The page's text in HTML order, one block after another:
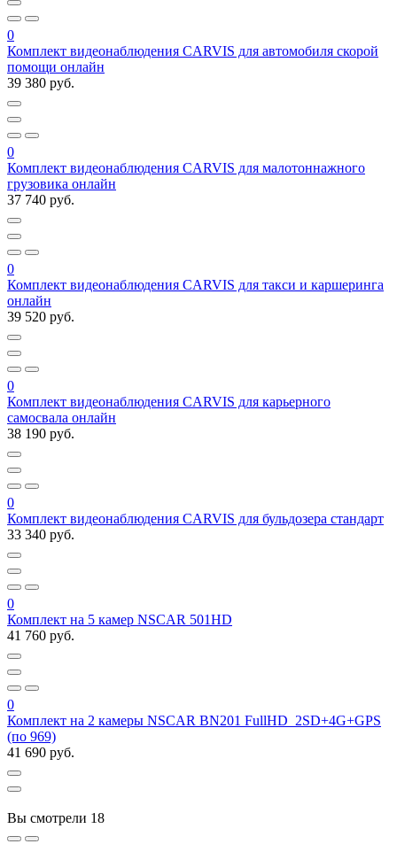
0
Комплект видеонаблюдения CARVIS для автомобиля скорой
помощи онлайн
39 380 руб.
0
Комплект видеонаблюдения CARVIS для малотоннажного
грузовика онлайн
37 740 руб.
0
Комплект видеонаблюдения CARVIS для такси и каршеринга
онлайн
39 520 руб.
0
Комплект видеонаблюдения CARVIS для карьерного
самосвала онлайн
38 190 руб.
0
Комплект видеонаблюдения CARVIS для бульдозера стандарт
33 340 руб.
0
Комплект на 5 камер NSCAR 501HD
41 760 руб.
0
Комплект на 2 камеры NSCAR BN201 FullHD_2SD+4G+GPS
(по 969)
41 690 руб.
Вы смотрели 18